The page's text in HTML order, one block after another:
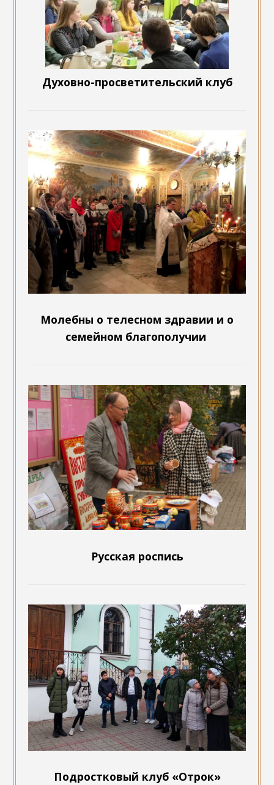
Духовно-просветительский клуб
Молебны о телесном здравии и о
семейном благополучии
Русская роспись
Подростковый клуб «Отрок»